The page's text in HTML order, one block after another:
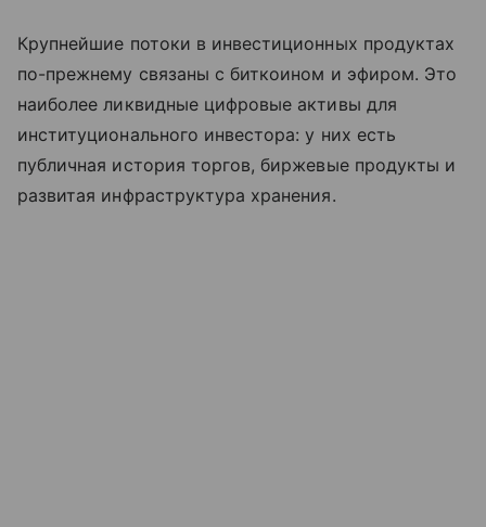
Крупнейшие потоки в инвестиционных продуктах
по-прежнему связаны с биткоином и эфиром. Это
наиболее ликвидные цифровые активы для
институционального инвестора: у них есть
публичная история торгов, биржевые продукты и
развитая инфраструктура хранения.